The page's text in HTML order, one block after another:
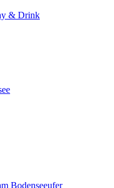
& Drink
Bodenseeufer